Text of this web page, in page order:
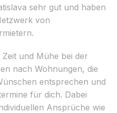
sehr gut und haben
von
und Mühe bei der
nach Wohnungen, die
entsprechen und
für dich. Dabei
Ansprüche wie